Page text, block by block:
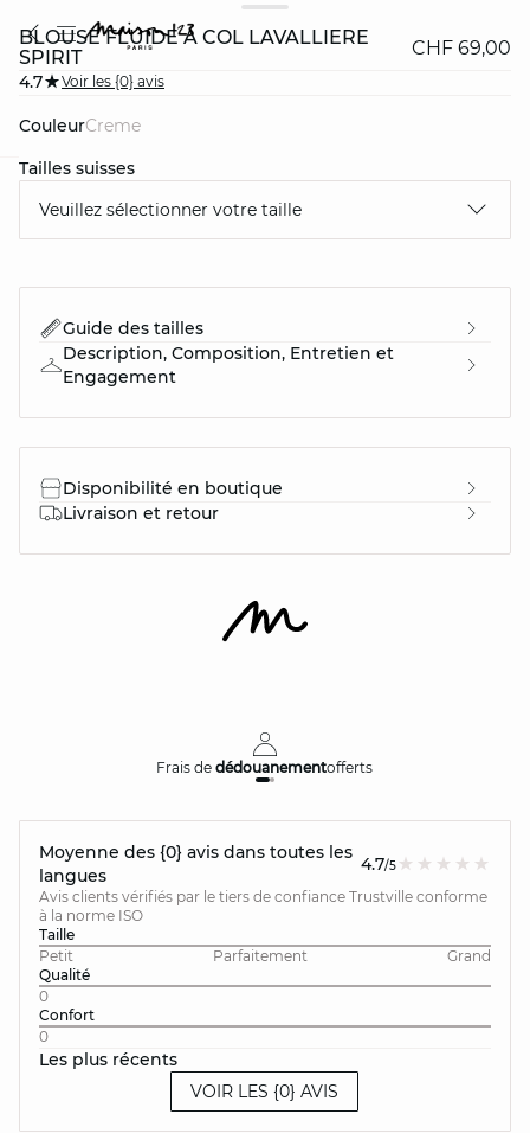
BLOUSE FLUIDE À COL LAVALLIÈRE
SPIRIT
CHF 69,00
4.7 Voir les {0} avis
Couleur
creme
Tailles suisses
Veuillez sélectionner votre taille
Guide des tailles
Description, Composition, Entretien et
Engagement
Disponibilité en boutique
Livraison et retour
Frais dedédouanementofferts
Moyenne des {0} avis dans toutes les
langues
4.7/5
Avis clients vérifiés par le tiers de confiance Trustville conforme
à la norme ISO
Taille
Petit
Parfaitement
Grand
Qualité
0
Confort
0
Les plus récents
VOIR LES {0} AVIS